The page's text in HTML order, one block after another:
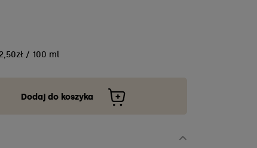
/ 100 ml
Dodaj do koszyka